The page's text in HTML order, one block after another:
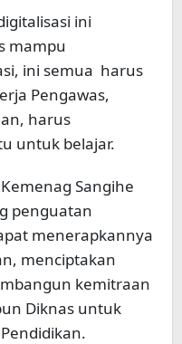
ini
mampu
ini semua harus
Pengawas,
harus
untuk belajar.
Sangihe
penguatan
menerapkannya
menciptakan
kemitraan
Diknas untuk